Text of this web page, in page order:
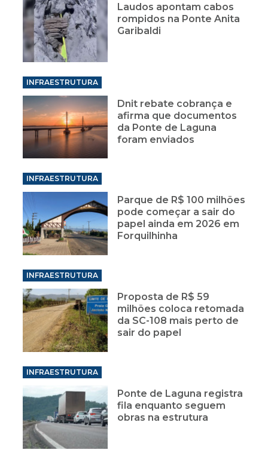
Laudos apontam cabos
rompidos na Ponte Anita
Garibaldi
INFRAESTRUTURA
Dnit rebate cobrança e
afirma que documentos
da Ponte de Laguna
foram enviados
INFRAESTRUTURA
Parque de R$ 100 milhões
pode começar a sair do
papel ainda em 2026 em
Forquilhinha
INFRAESTRUTURA
Proposta de R$ 59
milhões coloca retomada
da SC-108 mais perto de
sair do papel
INFRAESTRUTURA
Ponte de Laguna registra
fila enquanto seguem
obras na estrutura